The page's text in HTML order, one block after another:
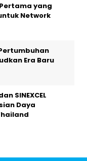
yang
Network
Era Baru
SINEXCEL
Daya